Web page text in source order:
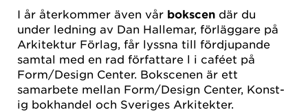
I år återkommer även vår bokscen där du
under ledning av Dan Hallemar, förläggare på
Arkitektur Förlag, får lyssna till fördjupande
samtal med en rad författare l i caféet på
Form/Design Center. Bokscenen är ett
samarbete mellan Form/Design Center, Konst-
ig bokhandel och Sveriges Arkitekter.